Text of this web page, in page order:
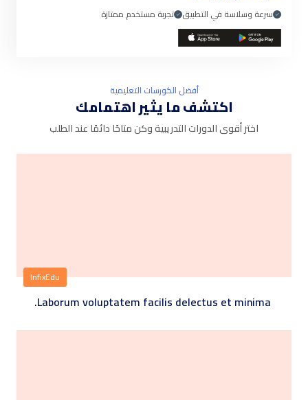
سرعة وسلاسة في التطبيق تجربة مستخدم ممتازة
أفضل الكورسات التعليمية
اكتشف ما يثير اهتمامك
اختر أقوى الدورات التدريبية وكن متاحًا دائمًا عند الطلب
InfixEdu
Laborum voluptatem facilis delectus et minima.